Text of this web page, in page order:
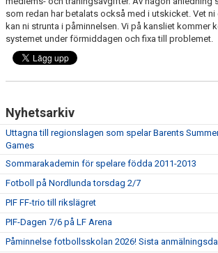
KONTAKT
DOKUMENT / RIKTLINJER / UTBILDNING
som redan har betalats också med i utskicket. Vet
kan ni strunta i påminnelsen. Vi på kansliet kommer
systemet under förmiddagen och fixa till problemet.
Nyhetsarkiv
Uttagna till regionslagen som spelar Barents
Games
Sommarakademin för spelare födda 2011-2013
Fotboll på Nordlunda torsdag 2/7
PIF FF-trio till rikslägret
PIF-Dagen 7/6 på LF Arena
Påminnelse fotbollsskolan 2026! Sista